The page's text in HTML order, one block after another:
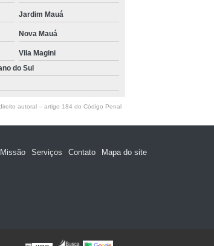
Jardim Mauá
Nova Mauá
Vila Magini
do Sul
autoral – artigo 184 do Código Penal
Missão Serviços Contato Mapa do site